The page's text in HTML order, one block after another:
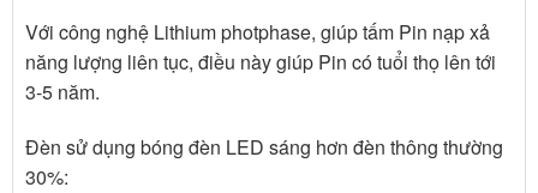
Với công nghệ Lithium photphase, giúp tấm Pin nạp xả
năng lượng liên tục, điều này giúp Pin có tuổi thọ lên tới
3-5 năm.
Đèn sử dụng bóng đèn LED sáng hơn đèn thông thường
30%: